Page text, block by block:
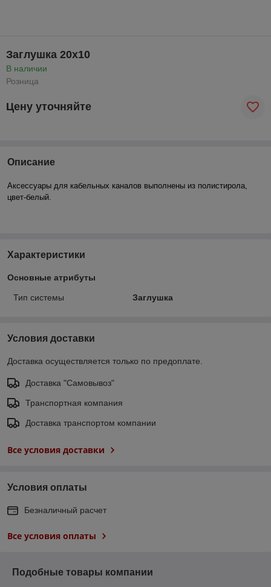
Заглушка 20х10
В наличии
Розница
Цену уточняйте
Описание
Аксессуары для кабельных каналов выполнены из полистирола,
цвет-белый.
Характеристики
Основные атрибуты
Тип системы Заглушка
Условия доставки
Доставка осуществляется только по предоплате.
Доставка "Самовывоз"
Транспортная компания
Доставка транспортом компании
Все условия доставки
Условия оплаты
Безналичный расчет
Все условия оплаты
Подобные товары компании